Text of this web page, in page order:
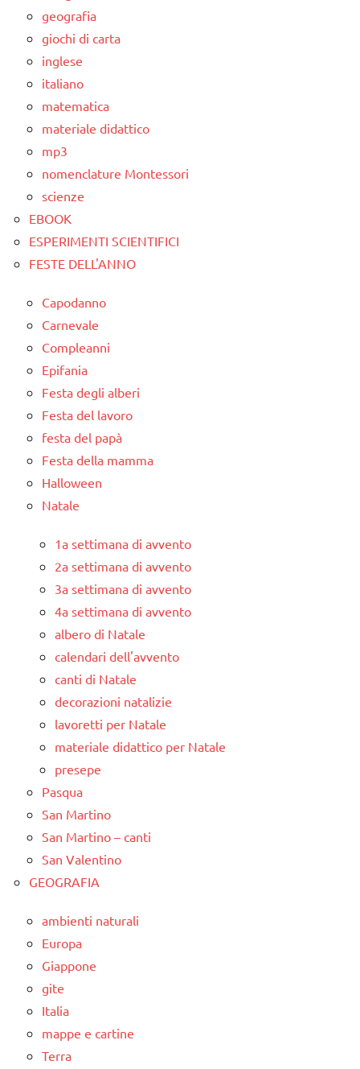
geografia
giochi di carta
inglese
italiano
matematica
materiale didattico
mp3
nomenclature Montessori
scienze
EBOOK
ESPERIMENTI SCIENTIFICI
FESTE DELL'ANNO
Capodanno
Carnevale
Compleanni
Epifania
Festa degli alberi
Festa del lavoro
festa del papà
Festa della mamma
Halloween
Natale
1a settimana di avvento
2a settimana di avvento
3a settimana di avvento
4a settimana di avvento
albero di Natale
calendari dell'avvento
canti di Natale
decorazioni natalizie
lavoretti per Natale
materiale didattico per Natale
presepe
Pasqua
San Martino
San Martino – canti
San Valentino
GEOGRAFIA
ambienti naturali
Europa
Giappone
gite
Italia
mappe e cartine
Terra